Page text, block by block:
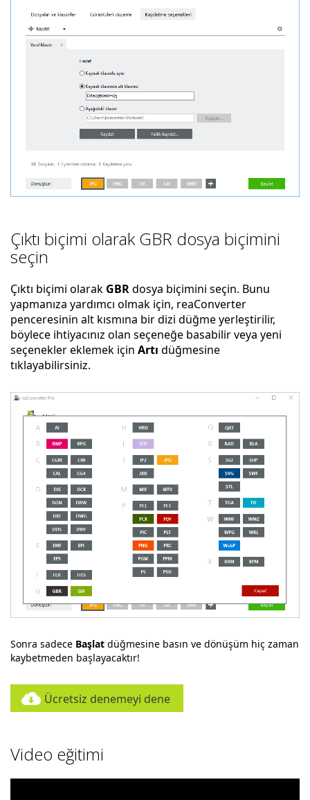
Çıktı biçimi olarak GBR dosya biçimini
seçin
Çıktı biçimi olarak GBRdosya biçimini seçin. Bunu
yapmanıza yardımcı olmak için, reaConverter
penceresinin alt kısmına bir dizi düğme yerleştirilir,
böylece ihtiyacınız olan seçeneğe basabilir veya yeni
seçenekler eklemek için Artı düğmesine
tıklayabilirsiniz.
Sonra sadece Başlat düğmesine basın ve dönüşüm hiç zaman
kaybetmeden başlayacaktır!
Ücretsiz denemeyi dene
Video eğitimi